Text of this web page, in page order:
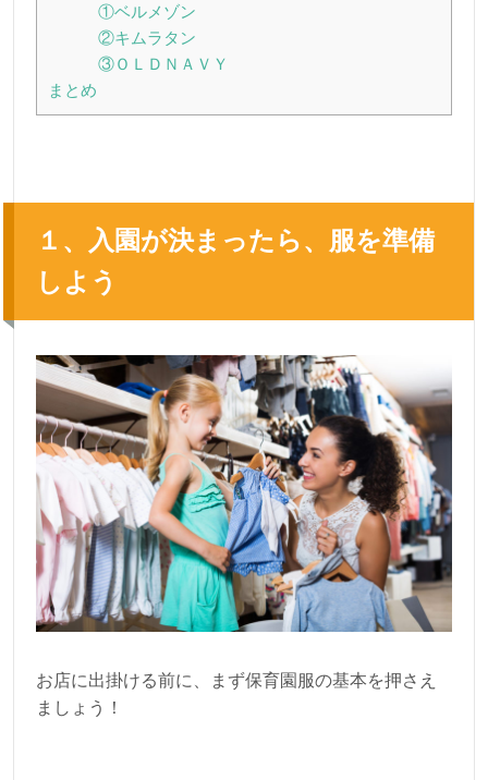
①ベルメゾン
②キムラタン
③ＯＬＤＮＡＶＹ
まとめ
１、入園が決まったら、服を準備
しよう
お店に出掛ける前に、まず保育園服の基本を押さえ
ましょう！